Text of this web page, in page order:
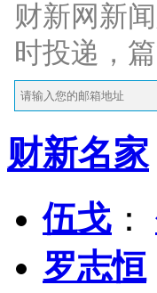
财新网新
时投递，
财新名家
伍戈 ：
罗志恒